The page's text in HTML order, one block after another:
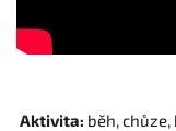
Aktivita: běh,